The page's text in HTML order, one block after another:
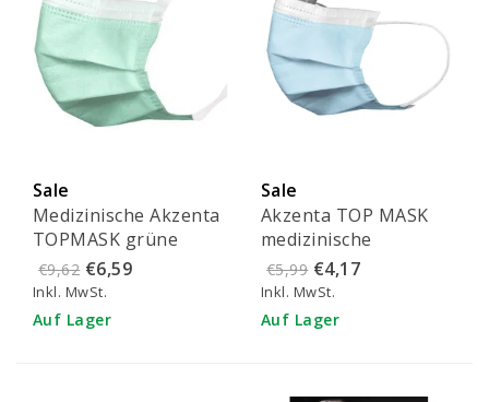
Sale
Medizinische Akzenta
TOPMASK grüne
IIR/2R Mundmasken
mit Bändern 50 Stück
(ab € 4,95 pro 50
€9,62 €6,59
Inkl. MwSt.
Auf Lager
Sale
Akzenta TOP MASK
medizinische
Mundmasken blau -
FMEB2AZ-B
€5,99 €4,17
Inkl. MwSt.
Auf Lager